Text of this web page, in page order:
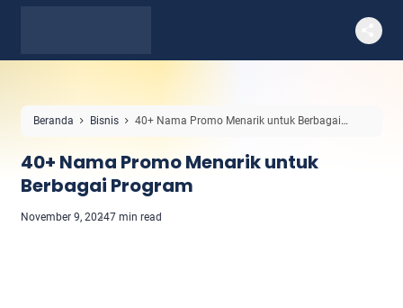
Beranda Bisnis
40+ Nama Promo Menarik untuk Berbagai
40+ Nama Promo Menarik untuk
Berbagai Program
November 9, 20247 min read